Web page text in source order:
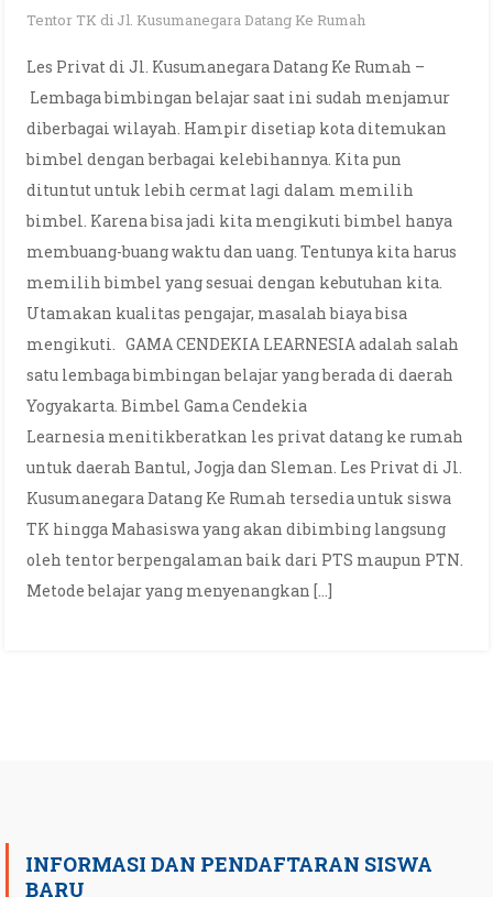
Tentor TK di Jl. Kusumanegara Datang Ke Rumah
Les Privat di Jl. Kusumanegara Datang Ke Rumah –
Lembaga bimbingan belajar saat ini sudah menjamur
diberbagai wilayah. Hampir disetiap kota ditemukan
bimbel dengan berbagai kelebihannya. Kita pun
dituntut untuk lebih cermat lagi dalam memilih
bimbel. Karena bisa jadi kita mengikuti bimbel hanya
membuang-buang waktu dan uang. Tentunya kita harus
memilih bimbel yang sesuai dengan kebutuhan kita.
Utamakan kualitas pengajar, masalah biaya bisa
mengikuti. GAMA CENDEKIA LEARNESIA adalah salah
satu lembaga bimbingan belajar yang berada di daerah
Yogyakarta. Bimbel Gama Cendekia
Learnesia menitikberatkan les privat datang ke rumah
untuk daerah Bantul, Jogja dan Sleman. Les Privat di Jl.
Kusumanegara Datang Ke Rumah tersedia untuk siswa
TK hingga Mahasiswa yang akan dibimbing langsung
oleh tentor berpengalaman baik dari PTS maupun PTN.
Metode belajar yang menyenangkan […]
INFORMASI DAN PENDAFTARAN SISWA
BARU